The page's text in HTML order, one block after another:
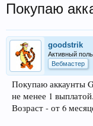
Покупаю
goodstrik
Активный
Вебмастер
Покупаю аккаунты
не менее 1 выплатой.
Возраст - от 6